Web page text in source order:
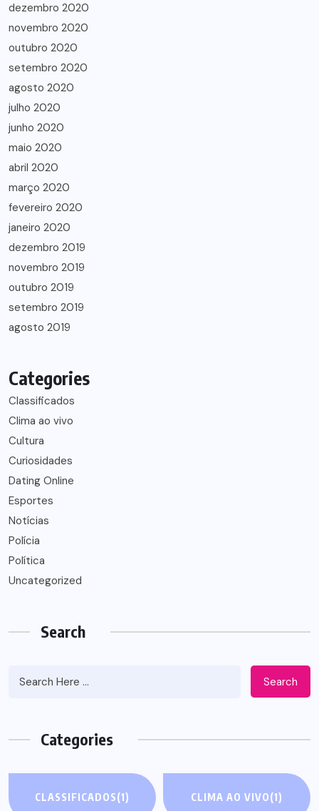
dezembro 2020
novembro 2020
outubro 2020
setembro 2020
agosto 2020
julho 2020
junho 2020
maio 2020
abril 2020
março 2020
fevereiro 2020
janeiro 2020
dezembro 2019
novembro 2019
outubro 2019
setembro 2019
agosto 2019
Categories
Classificados
Clima ao vivo
Cultura
Curiosidades
Dating Online
Esportes
Notícias
Polícia
Política
Uncategorized
Search
Search
Categories
CLASSIFICADOS(1) CLIMA AO VIVO(1)